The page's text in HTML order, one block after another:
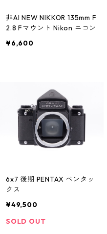
非AI NEW NIKKOR 135mm F
2.8 Fマウント Nikon ニコン
¥6,600
6x7 後期 PENTAX ペンタッ
クス
¥49,500
SOLD OUT